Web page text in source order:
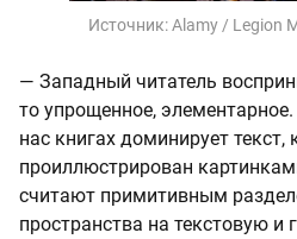
Источник:Alamy / Legion
— Западный читатель
то упрощенное,
нас книгах доминирует
проиллюстрирован
считают примитивным
пространства на текстовую и